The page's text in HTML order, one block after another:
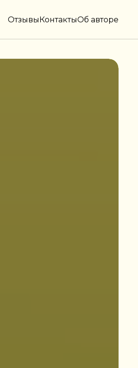
ОтзывыКонтактыОб авторе